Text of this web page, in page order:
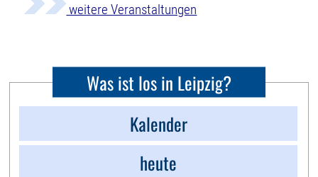
weitere Veranstaltungen
Was ist los in Leipzig?
Kalender
heute